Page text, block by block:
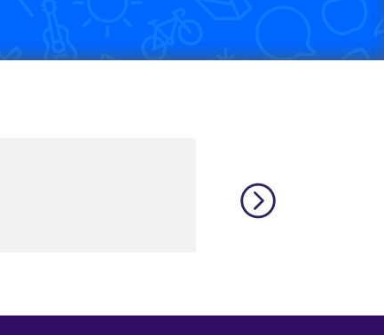
relatively rare language
and I feel like each
speakers are used